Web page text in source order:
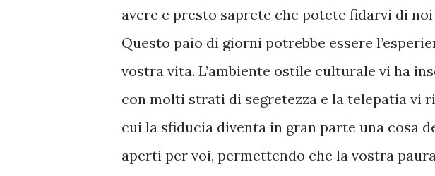
avere e presto saprete che potete fidarvi di
Questo paio di giorni potrebbe essere
vostra vita. L’ambiente ostile culturale vi ha
con molti strati di segretezza e la telepatia vi
cui la sfiducia diventa in gran parte una cosa
aperti per voi, permettendo che la vostra